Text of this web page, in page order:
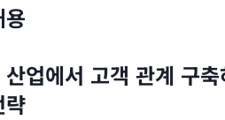
업에서 고객 관계 구
략